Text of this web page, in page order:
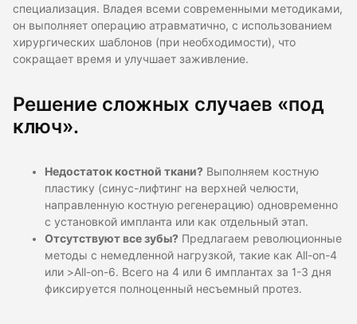
специализация. Владея всеми современными методиками,
он выполняет операцию атравматично, с использованием
хирургических шаблонов (при необходимости), что
сокращает время и улучшает заживление.
Решение сложных случаев «под
ключ».
Недостаток костной ткани? Выполняем костную
пластику (синус-лифтинг на верхней челюсти,
направленную костную регенерацию) одновременно
с установкой импланта или как отдельный этап.
Отсутствуют все зубы? Предлагаем революционные
методы с немедленной нагрузкой, такие как All-on-4
или >All-on-6. Всего на 4 или 6 имплантах за 1-3 дня
фиксируется полноценный несъемный протез.